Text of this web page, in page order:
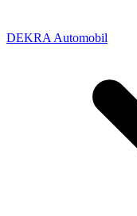
DEKRA Automobil